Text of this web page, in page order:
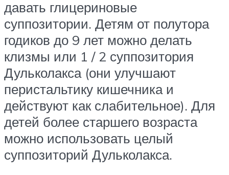
давать глицериновые
суппозитории. Детям от полутора
годиков до 9 лет можно делать
клизмы или 1 / 2 суппозитория
Дульколакса (они улучшают
перистальтику кишечника и
действуют как слабительное). Для
детей более старшего возраста
можно использовать целый
суппозиторий Дульколакса.